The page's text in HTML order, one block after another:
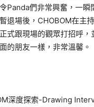
Panda們非常興奮，一瞬
退場後，CHOBOM在主
式跟現場的觀眾打招呼，
的朋友一樣，非常溫馨。
深度探索-Drawing